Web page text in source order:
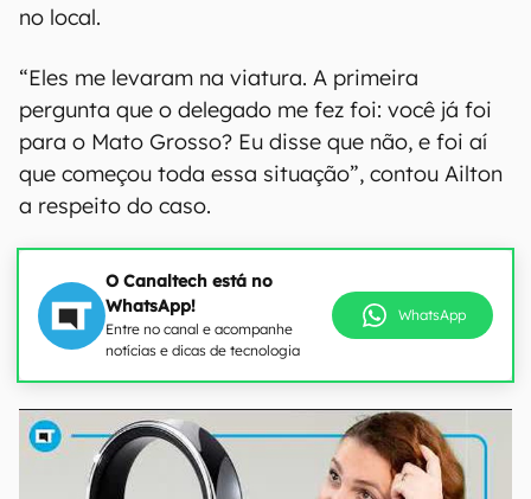
no local.
“Eles me levaram na viatura. A primeira
pergunta que o delegado me fez foi: você já foi
para o Mato Grosso? Eu disse que não, e foi aí
que começou toda essa situação”, contou Ailton
a respeito do caso.
O Canaltech está no
WhatsApp!
Entre no canal e acompanhe
notícias e dicas de tecnologia
WhatsApp